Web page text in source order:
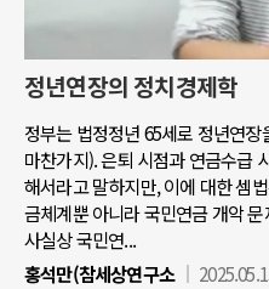
정년연장의 정치경제학
정부는 법정정년 65세로 정년연
마찬가지). 은퇴 시점과 연금수급
해서라고 말하지만, 이에 대한 셈
금체계뿐 아니라 국민연금 개악
사실상 국민연...
홍석만(참세상연구소